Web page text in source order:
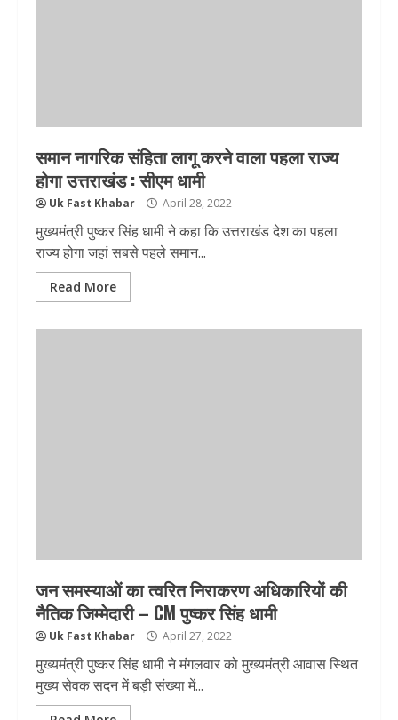
समान नागरिक संहिता लागू करने वाला पहला राज्य
होगा उत्तराखंड : सीएम धामी
Uk Fast Khabar April 28, 2022
मुख्यमंत्री पुष्कर सिंह धामी ने कहा कि उत्तराखंड देश का पहला
राज्य होगा जहां सबसे पहले समान...
Read More
जन समस्याओं का त्वरित निराकरण अधिकारियों की
नैतिक जिम्मेदारी – CM पुष्कर सिंह धामी
Uk Fast Khabar April 27, 2022
मुख्यमंत्री पुष्कर सिंह धामी ने मंगलवार को मुख्यमंत्री आवास स्थित
मुख्य सेवक सदन में बड़ी संख्या में...